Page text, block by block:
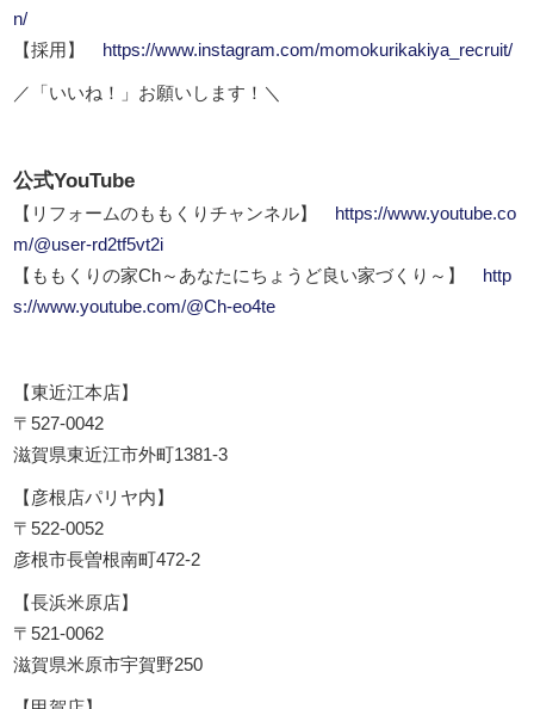
n/
【採用】
https://www.instagram.com/momokurikakiya_recruit/
／「いいね！」お願いします！＼
公式YouTube
【リフォームのももくりチャンネル】
https://www.youtube.co
m/@user-rd2tf5vt2i
【ももくりの家Ch～あなたにちょうど良い家づくり～】
http
s://www.youtube.com/@Ch-eo4te
【東近江本店】
〒527-0042
滋賀県東近江市外町1381-3
【彦根店パリヤ内】
〒522-0052
彦根市長曽根南町472-2
【長浜米原店】
〒521-0062
滋賀県米原市宇賀野250